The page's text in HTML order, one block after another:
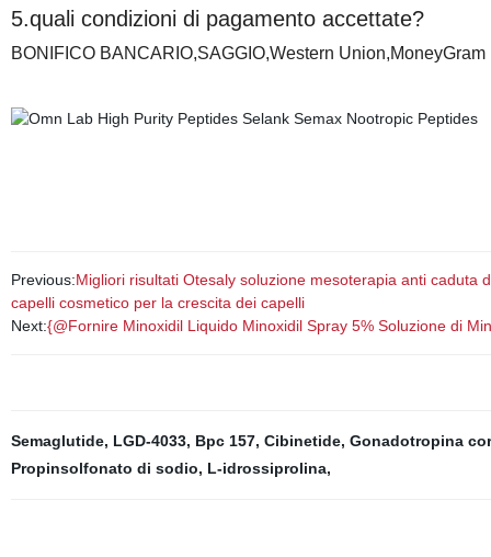
5.quali condizioni di pagamento accettate?
BONIFICO BANCARIO,SAGGIO,Western Union,MoneyGram
Previous:Migliori risultati Otesaly soluzione mesoterapia anti caduta
capelli cosmetico per la crescita dei capelli
Next:{@Fornire Minoxidil Liquido Minoxidil Spray 5% Soluzione di
Semaglutide, LGD-4033, Bpc 157, Cibinetide, Gonadotropina
Propinsolfonato di sodio, L-idrossiprolina,